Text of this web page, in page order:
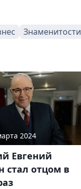
Знаменитости
2024
Евгений
стал отцом в